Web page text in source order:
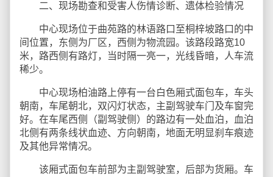
二、现场勘查和受害人伤情诊断、遗体检验情况
中心现场位于曲苑路的林语路口至桐梓坡路口的中
间位置，东侧为厂区，西侧为物流园。该路段路宽10
米，路西侧有路灯，当时隔一亮一，光线昏暗，人车流
稀少。
中心现场柏油路上停有一台白色厢式面包车，车头
朝南，车尾朝北，双闪灯状态，主副驾驶车门及车窗完
好。在车尾西侧（副驾驶侧）的路边有一处血泊，血泊
北侧有两条线状血迹、方向朝南，地面无明显刹车痕迹
及其他异常情况。
该厢式面包车前部为主副驾驶室，后部为货厢。车